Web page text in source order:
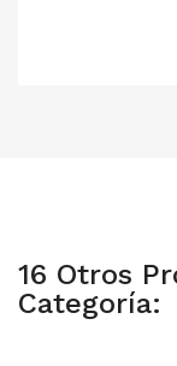
16 Otros
Categoría: